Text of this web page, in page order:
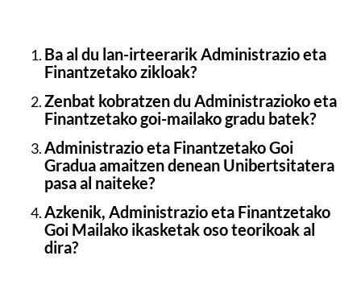
Ba al du lan-irteerarik Administrazio eta
Finantzetako zikloak?
Zenbat kobratzen du Administrazioko eta
Finantzetako goi-mailako gradu batek?
Administrazio eta Finantzetako Goi
Gradua amaitzen denean Unibertsitatera
pasa al naiteke?
Azkenik, Administrazio eta Finantzetako
Goi Mailako ikasketak oso teorikoak al
dira?